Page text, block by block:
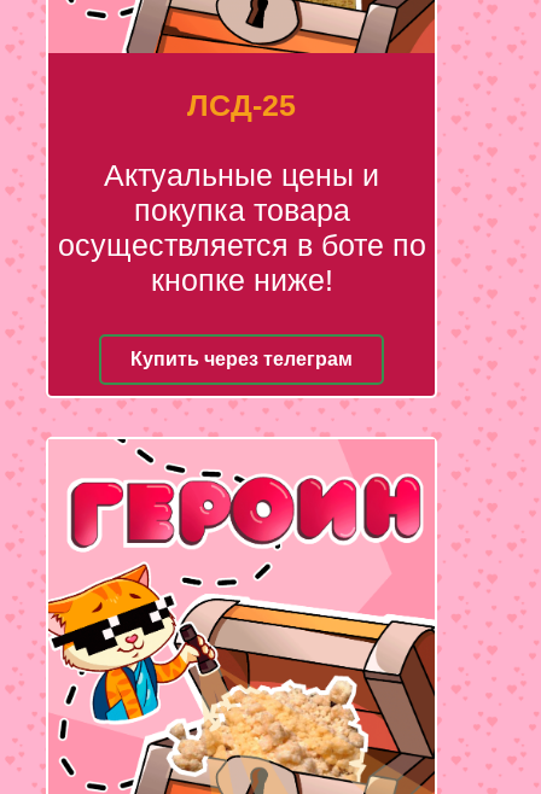
ЛСД-25
Актуальные цены и
покупка товара
осуществляется в боте по
кнопке ниже!
Купить через телеграм